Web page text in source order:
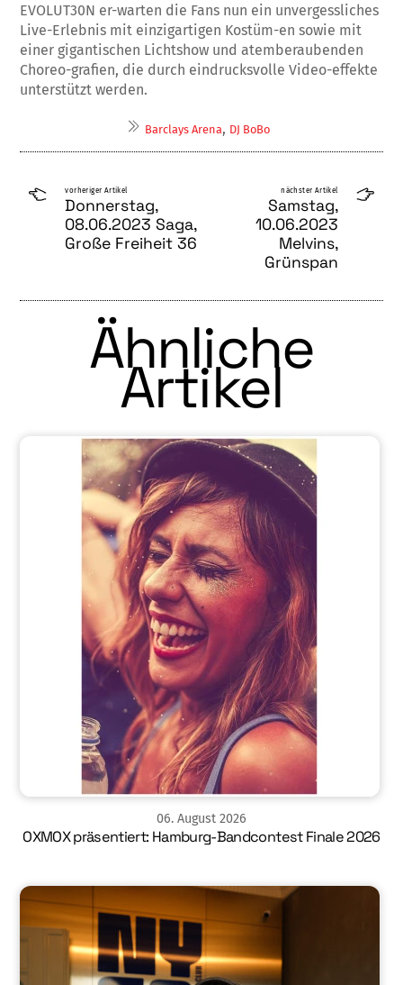
EVOLUT30N er-warten die Fans nun ein unvergessliches
Live-Erlebnis mit einzigartigen Kostüm-en sowie mit
einer gigantischen Lichtshow und atemberaubenden
Choreo-grafien, die durch eindrucksvolle Video-effekte
unterstützt werden.
Barclays Arena, DJ BoBo
vorheriger Artikel
Donnerstag,
08.06.2023 Saga,
Große Freiheit 36
nächster Artikel
Samstag,
10.06.2023
Melvins,
Grünspan
Ähnliche
Artikel
06. August 2026
OXMOX präsentiert: Hamburg-Bandcontest Finale 2026